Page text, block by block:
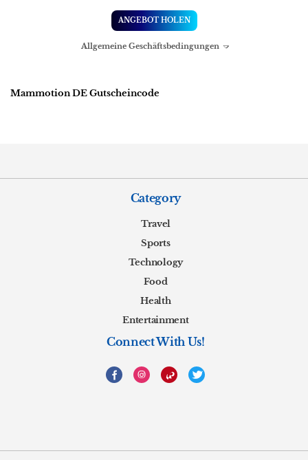
ANGEBOT HOLEN
Allgemeine Geschäftsbedingungen
Mammotion DE Gutscheincode
Category
Travel
Sports
Technology
Food
Health
Entertainment
Connect With Us!